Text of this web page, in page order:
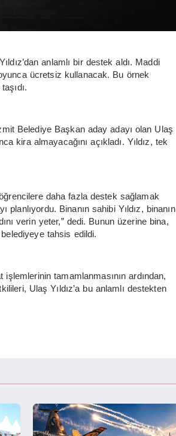
anlamlı bir destek aldı. Maddi
ücretsiz kullanacak. Bu örnek
Belediye Başkan aday adayı olan Ulaş
kira almayacağını açıkladı. Yıldız, tek
daha fazla destek sağlamak
Binanın sahibi Yıldız, binanın
verin yeter,” dedi. Bunun üzerine bina,
tahsis edildi.
tamamlanmasının ardından,
Ulaş Yıldız’a bu anlamlı destekten